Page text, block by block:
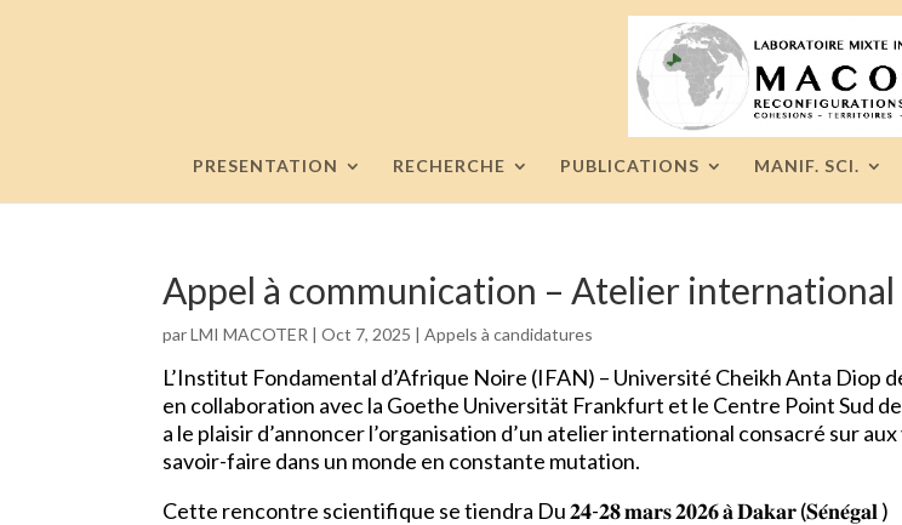
PRESENTATION RECHERCHE PUBLICATIONS MANIF. SCI.
Appel à communication – Atelier international
parLMI MACOTER |Oct 7, 2025 |Appels à candidatures
L’Institut Fondamental d’Afrique Noire (IFAN) – Université Cheikh Anta Diop
en collaboration avec la Goethe Universität Frankfurt et le Centre Point Sud de
a le plaisir d’annoncer l’organisation d’un atelier international consacré sur
savoir-faire dans un monde en constante mutation.
Cette rencontre scientifique se tiendra Du 𝟐𝟒-𝟐𝟖 𝐦𝐚𝐫𝐬 𝟐𝟎𝟐𝟔 𝐚̀ 𝐃𝐚𝐤𝐚𝐫 (𝐒𝐞́𝐧𝐞́𝐠𝐚𝐥 )